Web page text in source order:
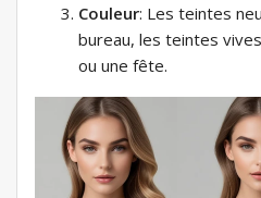
Couleur: Les teintes
bureau, les teintes
ou une fête.